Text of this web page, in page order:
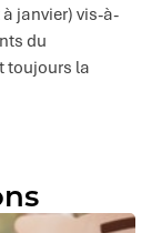
janvier) vis-à-
du
toujours la